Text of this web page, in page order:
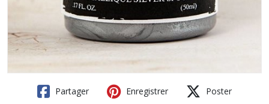
Partager Enregistrer Poster